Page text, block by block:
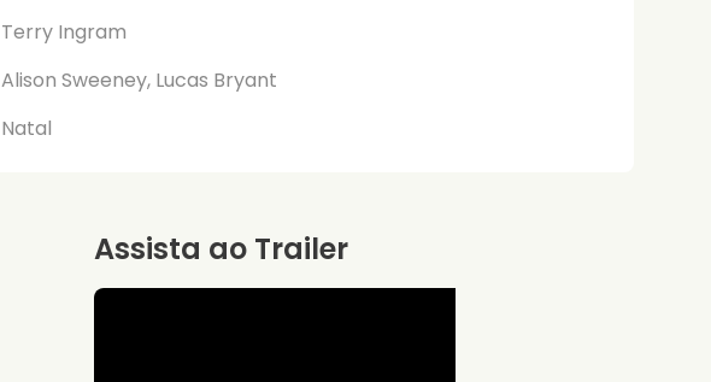
Terry Ingram
Alison Sweeney, Lucas Bryant
Natal
Assista ao Trailer